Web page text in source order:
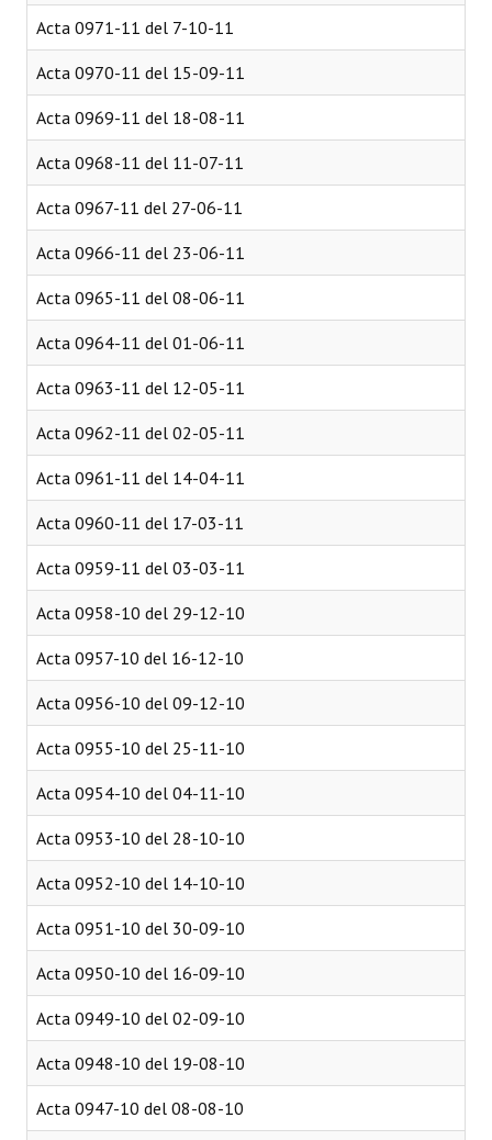
Acta 0971-11 del 7-10-11
Acta 0970-11 del 15-09-11
Acta 0969-11 del 18-08-11
Acta 0968-11 del 11-07-11
Acta 0967-11 del 27-06-11
Acta 0966-11 del 23-06-11
Acta 0965-11 del 08-06-11
Acta 0964-11 del 01-06-11
Acta 0963-11 del 12-05-11
Acta 0962-11 del 02-05-11
Acta 0961-11 del 14-04-11
Acta 0960-11 del 17-03-11
Acta 0959-11 del 03-03-11
Acta 0958-10 del 29-12-10
Acta 0957-10 del 16-12-10
Acta 0956-10 del 09-12-10
Acta 0955-10 del 25-11-10
Acta 0954-10 del 04-11-10
Acta 0953-10 del 28-10-10
Acta 0952-10 del 14-10-10
Acta 0951-10 del 30-09-10
Acta 0950-10 del 16-09-10
Acta 0949-10 del 02-09-10
Acta 0948-10 del 19-08-10
Acta 0947-10 del 08-08-10